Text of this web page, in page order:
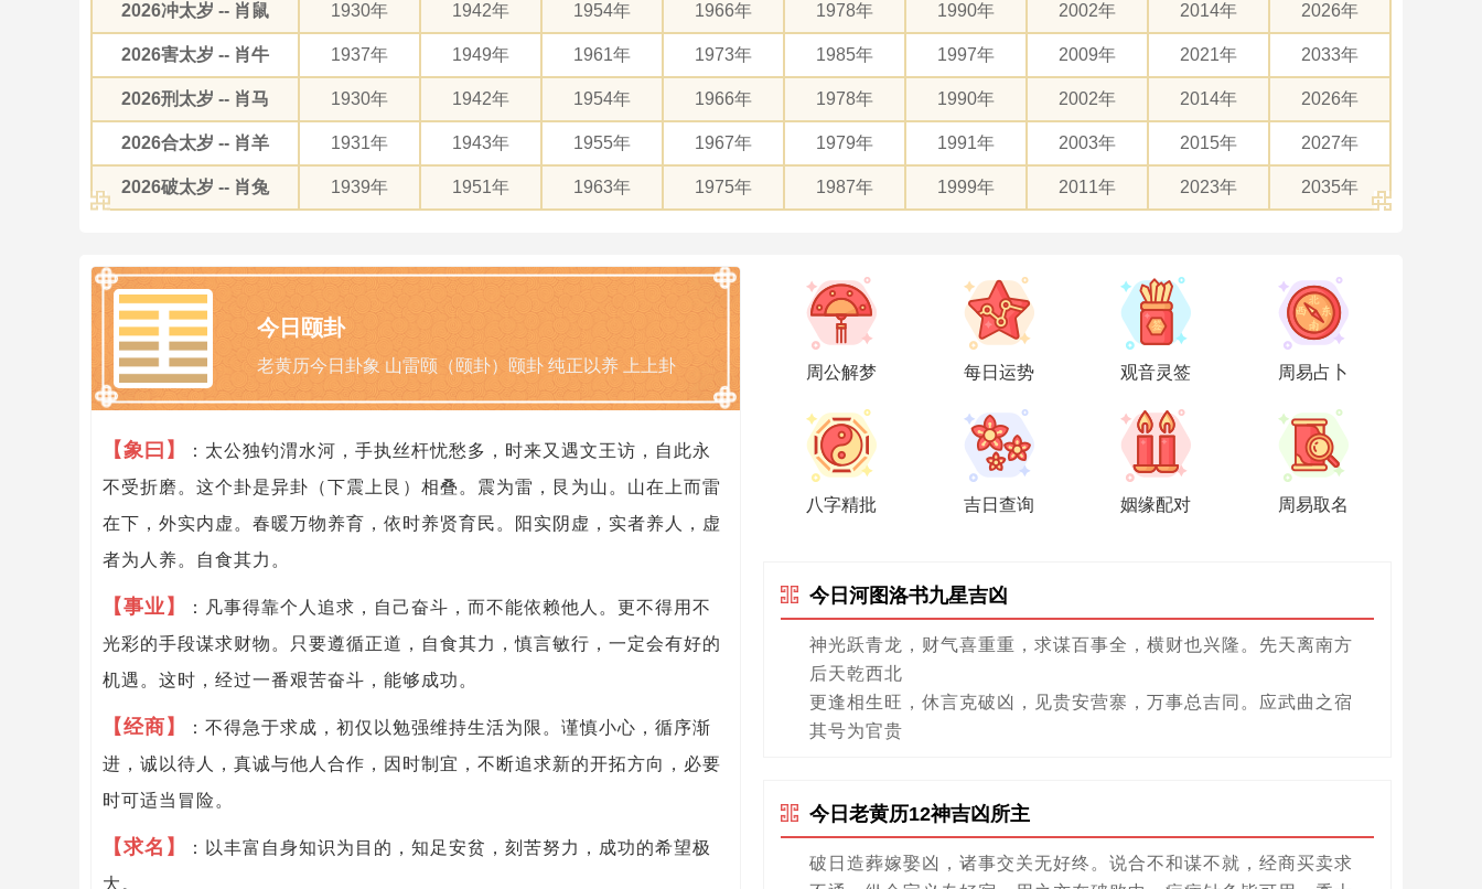
2026冲太岁 -- 肖鼠 1930年 1942年 1954年 1966年 1978年 1990年 2002年 2014年 2026年
2026害太岁 -- 肖牛 1937年 1949年 1961年 1973年 1985年 1997年 2009年 2021年 2033年
2026刑太岁 -- 肖马 1930年 1942年 1954年 1966年 1978年 1990年 2002年 2014年 2026年
2026合太岁 -- 肖羊 1931年 1943年 1955年 1967年 1979年 1991年 2003年 2015年 2027年
2026破太岁 -- 肖兔 1939年 1951年 1963年 1975年 1987年 1999年 2011年 2023年 2035年
今日颐卦
老黄历今日卦象 山雷颐（颐卦）颐卦 纯正以养 上上卦
【象曰】
：太公独钓渭水河，手执丝杆忧愁多，时来又遇文王访，自此永
不受折磨。这个卦是异卦（下震上艮）相叠。震为雷，艮为山。山在上而雷
在下，外实内虚。春暖万物养育，依时养贤育民。阳实阴虚，实者养人，虚
者为人养。自食其力。
【事业】
：凡事得靠个人追求，自己奋斗，而不能依赖他人。更不得用不
光彩的手段谋求财物。只要遵循正道，自食其力，慎言敏行，一定会有好的
机遇。这时，经过一番艰苦奋斗，能够成功。
【经商】
：不得急于求成，初仅以勉强维持生活为限。谨慎小心，循序渐
进，诚以待人，真诚与他人合作，因时制宜，不断追求新的开拓方向，必要
时可适当冒险。
【求名】
：以丰富自身知识为目的，知足安贫，刻苦努力，成功的希望极
大。
周公解梦 每日运势 观音灵签 周易占卜
八字精批 吉日查询 姻缘配对 周易取名
今日河图洛书九星吉凶
神光跃青龙，财气喜重重，求谋百事全，横财也兴隆。先天离南方
后天乾西北
更逢相生旺，休言克破凶，见贵安营寨，万事总吉同。应武曲之宿
其号为官贵
今日老黄历12神吉凶所主
破日造葬嫁娶凶，诸事交关无好终。说合不和谋不就，经商买卖求